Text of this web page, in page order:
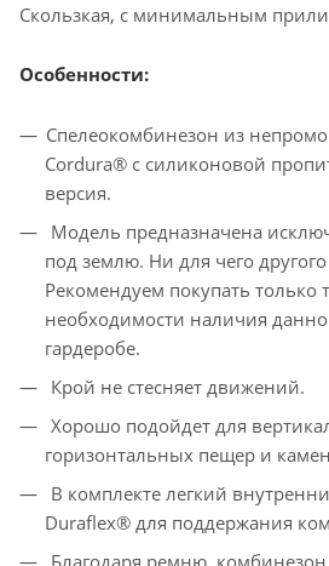
Скользкая, с минимальным
Особенности:
Спелеокомбинезон из
Cordura® с силиконовой
версия.
Модель предназначена
под землю. Ни для чего другого
Рекомендуем покупать только
необходимости наличия
гардеробе.
Крой не стесняет движений.
Хорошо подойдет для
горизонтальных пещер и
В комплекте легкий
Duraflex® для поддержания